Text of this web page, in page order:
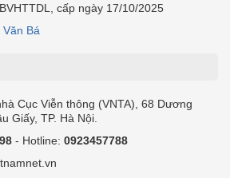
cấp ngày 17/10/2025
Bá
Cục Viễn thông (VNTA), 68 Dương
Giấy, TP. Hà Nội.
- Hotline: 0923457788